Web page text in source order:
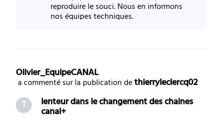
reproduire le souci. Nous en informons
nos équipes techniques.
Olivier_EquipeCANAL
a commenté sur la publication de thierryleclercq02
T
lenteur dans le changement des chaines
canal+